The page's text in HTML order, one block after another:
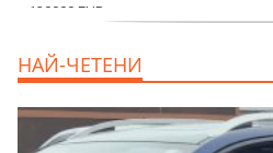
НАЙ-ЧЕТЕНИ